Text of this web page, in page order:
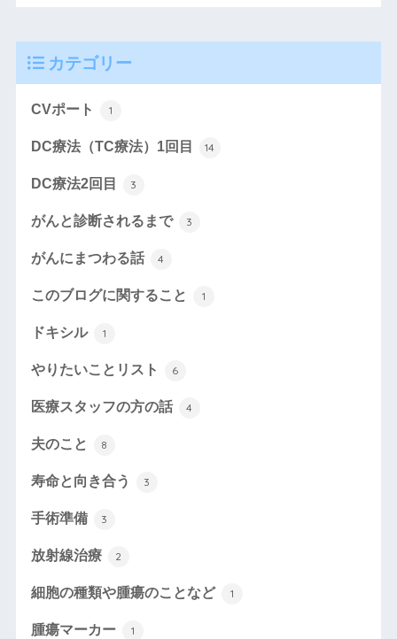
カテゴリー
CVポート 1
DC療法（TC療法）1回目 14
DC療法2回目 3
がんと診断されるまで 3
がんにまつわる話 4
このブログに関すること 1
ドキシル 1
やりたいことリスト 6
医療スタッフの方の話 4
夫のこと 8
寿命と向き合う 3
手術準備 3
放射線治療 2
細胞の種類や腫瘍のことなど 1
腫瘍マーカー 1